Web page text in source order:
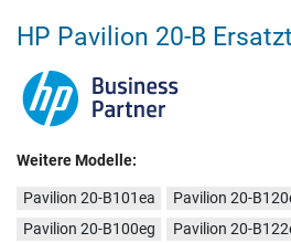
HP Pavilion 20-B
Weitere Modelle:
Pavilion 20-B101ea Pavilion 20-
Pavilion 20-B100eg
Pavilion 20-